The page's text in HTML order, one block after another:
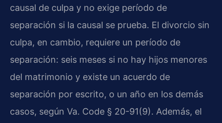
causal de culpa y no exige período de
separación si la causal se prueba. El divorcio sin
culpa, en cambio, requiere un período de
separación: seis meses si no hay hijos menores
del matrimonio y existe un acuerdo de
separación por escrito, o un año en los demás
casos, según Va. Code § 20-91(9). Además, el